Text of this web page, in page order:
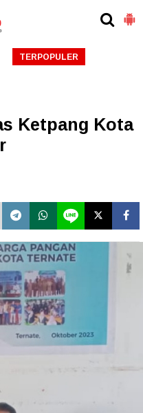
TERPOPULER
Ketpang Kota